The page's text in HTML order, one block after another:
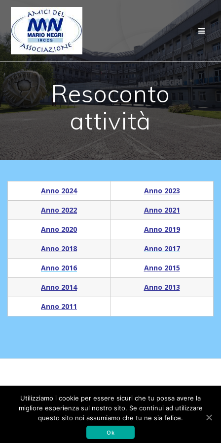
Resoconto
attività
Anno 2024 Anno 2023
Anno 2022 Anno 2021
Anno 2020 Anno 2019
Anno 2018 Anno 2017
Anno 2016 Anno 2015
Anno 2014 Anno 2013
Anno 2011
© 2026 Associazione Amici dell'Istituto di Ricerche
Farmacologiche Mario Negri. Realizzato con WordPress e con il
temaMesmerize
Utilizziamo i cookie per essere sicuri che tu possa avere la
migliore esperienza sul nostro sito. Se continui ad utilizzare
questo sito noi assumiamo che tu ne sia felice.
Ok